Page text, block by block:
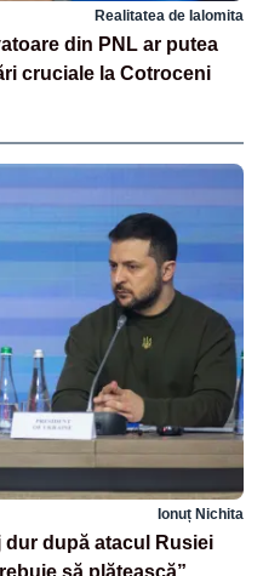
Realitatea de Ialomita
din PNL ar putea
cruciale la Cotroceni
Ionuț Nichita
dur după atacul Rusiei